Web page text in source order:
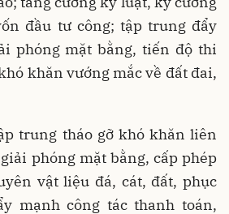
đầu tư công; tập trung đẩy
phóng mặt bằng, tiến độ thi
khăn vướng mắc về đất đai,
trung tháo gỡ khó khăn liên
phóng mặt bằng, cấp phép
vật liệu đá, cát, đất, phục
mạnh công tác thanh toán,